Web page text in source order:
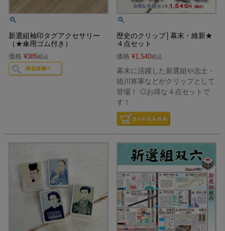
新選組袖印タグアクセサリー
（★傘用ゴム付き）
価格 ¥385税込
歴史のクリップ│幕末・維新★
４点セット
価格 ¥1,540税込
幕末に活躍した新選組や志士・
徳川将軍などがクリップとして
登場！ ◎お得な４点セットで
す！